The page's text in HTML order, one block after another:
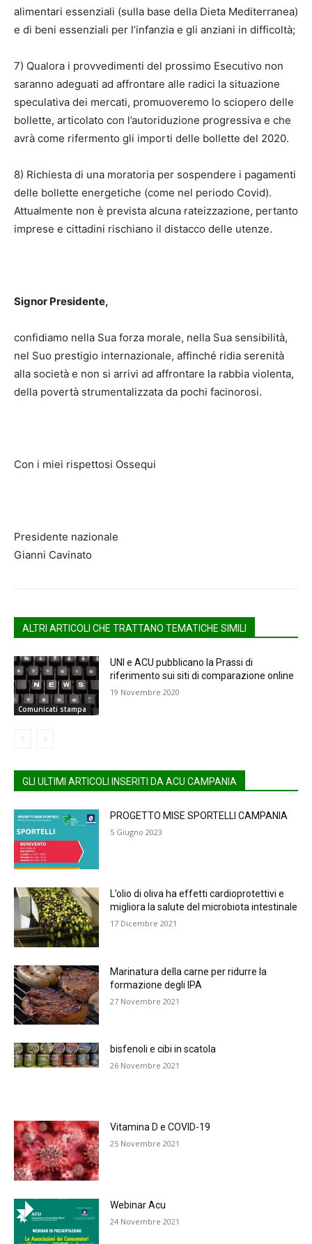
alimentari essenziali (sulla base della Dieta Mediterranea)
e di beni essenziali per l’infanzia e gli anziani in difficoltà;
7) Qualora i provvedimenti del prossimo Esecutivo non
saranno adeguati ad affrontare alle radici la situazione
speculativa dei mercati, promuoveremo lo sciopero delle
bollette, articolato con l’autoriduzione progressiva e che
avrà come rifermento gli importi delle bollette del 2020.
8) Richiesta di una moratoria per sospendere i pagamenti
delle bollette energetiche (come nel periodo Covid).
Attualmente non è prevista alcuna rateizzazione, pertanto
imprese e cittadini rischiano il distacco delle utenze.
Signor Presidente,
confidiamo nella Sua forza morale, nella Sua sensibilità,
nel Suo prestigio internazionale, affinché ridia serenità
alla società e non si arrivi ad affrontare la rabbia violenta,
della povertà strumentalizzata da pochi facinorosi.
Con i miei rispettosi Ossequi
Presidente nazionale
Gianni Cavinato
ALTRI ARTICOLI CHE TRATTANO TEMATICHE SIMILI
Comunicati stampa
UNI e ACU pubblicano la Prassi di
riferimento sui siti di comparazione online
19 Novembre 2020
GLI ULTIMI ARTICOLI INSERITI DA ACU CAMPANIA
PROGETTO MISE SPORTELLI CAMPANIA
5 Giugno 2023
L’olio di oliva ha effetti cardioprotettivi e
migliora la salute del microbiota intestinale
17 Dicembre 2021
Marinatura della carne per ridurre la
formazione degli IPA
27 Novembre 2021
bisfenoli e cibi in scatola
26 Novembre 2021
Vitamina D e COVID-19
25 Novembre 2021
Webinar Acu
24 Novembre 2021